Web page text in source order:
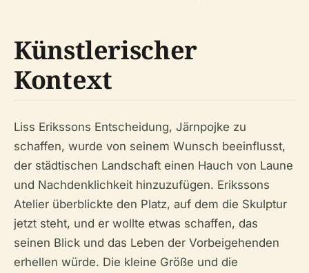
Künstlerischer
Kontext
Liss Erikssons Entscheidung, Järnpojke zu
schaffen, wurde von seinem Wunsch beeinflusst,
der städtischen Landschaft einen Hauch von Laune
und Nachdenklichkeit hinzuzufügen. Erikssons
Atelier überblickte den Platz, auf dem die Skulptur
jetzt steht, und er wollte etwas schaffen, das
seinen Blick und das Leben der Vorbeigehenden
erhellen würde. Die kleine Größe und die